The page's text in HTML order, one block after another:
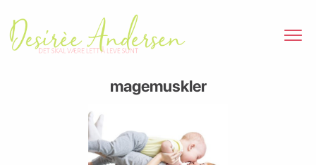
magemuskler